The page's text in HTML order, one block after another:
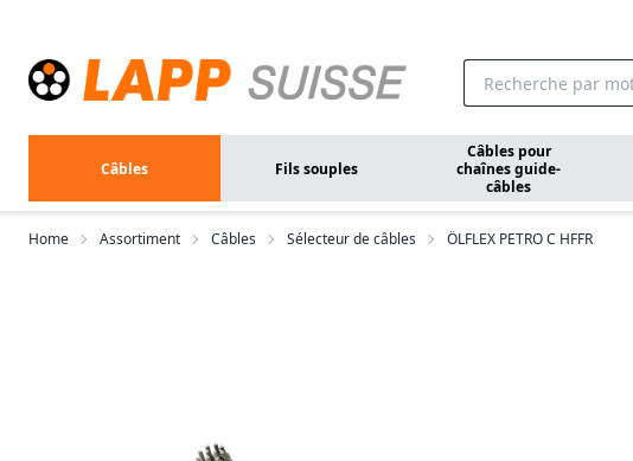
Câbles Fils souples
Câbles pour
chaînes guide-
câbles
Home Assortiment Câbles Sélecteur de câbles ÖLFLEX PETRO C HFFR